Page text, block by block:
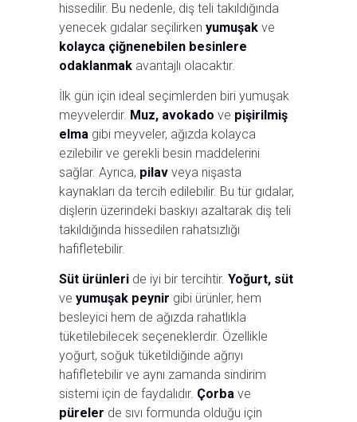
hissedilir. Bu nedenle, diş teli takıldığında
yenecek gıdalar seçilirken yumuşak ve
kolayca çiğnenebilen besinlere
odaklanmak avantajlı olacaktır.
İlk gün için ideal seçimlerden biri yumuşak
meyvelerdir. Muz, avokado ve pişirilmiş
elma gibi meyveler, ağızda kolayca
ezilebilir ve gerekli besin maddelerini
sağlar. Ayrıca, pilav veya nişasta
kaynakları da tercih edilebilir. Bu tür gıdalar,
dişlerin üzerindeki baskıyı azaltarak diş teli
takıldığında hissedilen rahatsızlığı
hafifletebilir.
Süt ürünleri de iyi bir tercihtir. Yoğurt, süt
ve yumuşak peynir gibi ürünler, hem
besleyici hem de ağızda rahatlıkla
tüketilebilecek seçeneklerdir. Özellikle
yoğurt, soğuk tüketildiğinde ağrıyı
hafifletebilir ve aynı zamanda sindirim
sistemi için de faydalıdır. Çorba ve
püreler de sıvı formunda olduğu için